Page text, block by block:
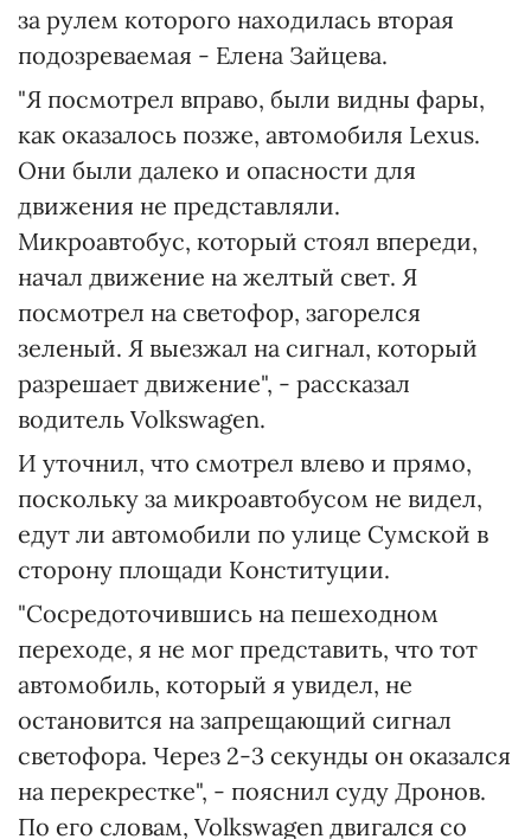
за рулем которого находилась вторая
подозреваемая - Елена Зайцева.
"Я посмотрел вправо, были видны фары,
как оказалось позже, автомобиля Lexus.
Они были далеко и опасности для
движения не представляли.
Микроавтобус, который стоял впереди,
начал движение на желтый свет. Я
посмотрел на светофор, загорелся
зеленый. Я выезжал на сигнал, который
разрешает движение", - рассказал
водитель Volkswagen.
И уточнил, что смотрел влево и прямо,
поскольку за микроавтобусом не видел,
едут ли автомобили по улице Сумской в
сторону площади Конституции.
"Сосредоточившись на пешеходном
переходе, я не мог представить, что тот
автомобиль, который я увидел, не
остановится на запрещающий сигнал
светофора. Через 2-3 секунды он оказался
на перекрестке", - пояснил суду Дронов.
По его словам, Volkswagen двигался со